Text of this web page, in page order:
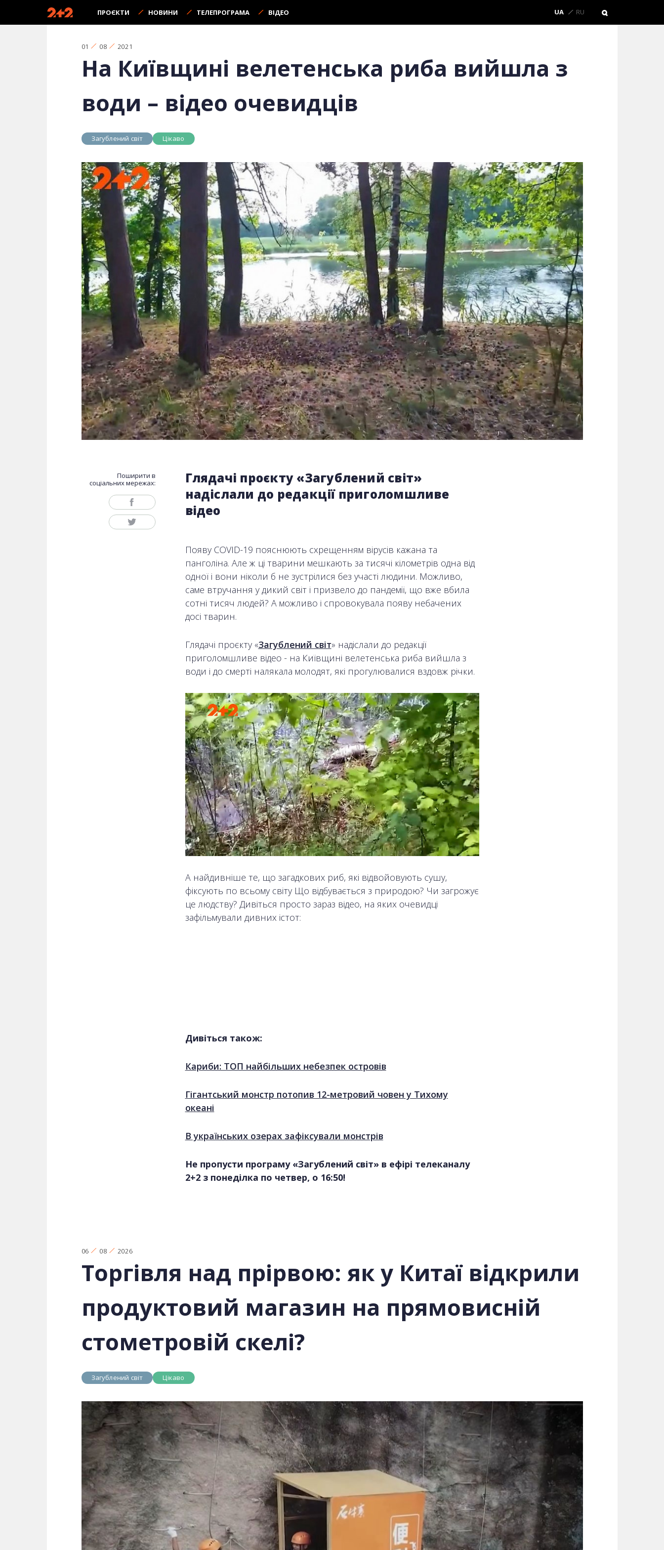
ПРОЄКТИ НОВИНИ ТЕЛЕПРОГРАМА ВІДЕО UA RU
01 08 2021
На Київщині велетенська риба вийшла з
води – відео очевидців
Загублений світ Цікаво
Поширити в
соціальних мережах:
Глядачі проєкту «Загублений світ»
надіслали до редакції приголомшливе
відео
Появу COVID-19 пояснюють схрещенням вірусів кажана та
панголіна. Але ж ці тварини мешкають за тисячі кілометрів одна від
одної і вони ніколи б не зустрілися без участі людини. Можливо,
саме втручання у дикий світ і призвело до пандемії, що вже вбила
сотні тисяч людей? А можливо і спровокувала появу небачених
досі тварин.
Глядачі проєкту «Загублений світ» надіслали до редакції
приголомшливе відео - на Київщині велетенська риба вийшла з
води і до смерті налякала молодят, які прогулювалися вздовж річки.
А найдивніше те, що загадкових риб, які відвойовують сушу,
фіксують по всьому світу Що відбувається з природою? Чи загрожує
це людству? Дивіться просто зараз відео, на яких очевидці
зафільмували дивних істот:
Дивіться також:
Кариби: ТОП найбільших небезпек островів
Гігантський монстр потопив 12-метровий човен у Тихому
океані
В українських озерах зафіксували монстрів
Не пропусти програму «Загублений світ» в ефірі телеканалу
2+2 з понеділка по четвер, о 16:50!
06 08 2026
Торгівля над прірвою: як у Китаї відкрили
продуктовий магазин на прямовисній
стометровій скелі?
Загублений світ Цікаво